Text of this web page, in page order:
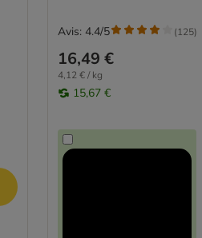
16,49 €
4,12 € / kg
15,67 €
Avis: 4.4/5 (125)